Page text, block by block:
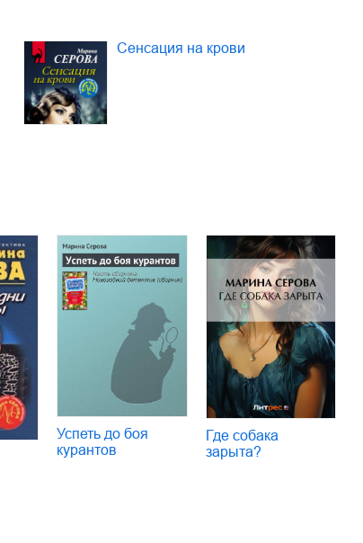
Сенсация на крови
Успеть до боя
курантов
Где собака
зарыта?